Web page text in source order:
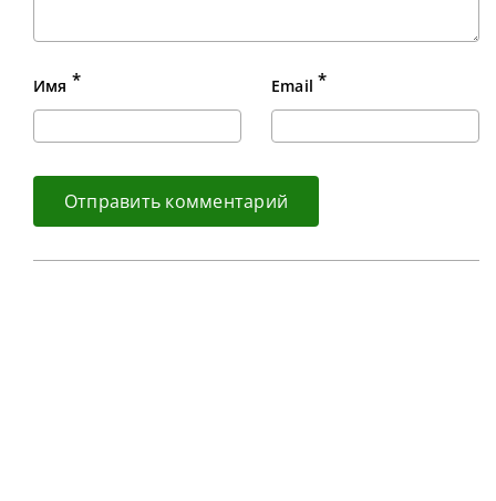
Имя * Email *